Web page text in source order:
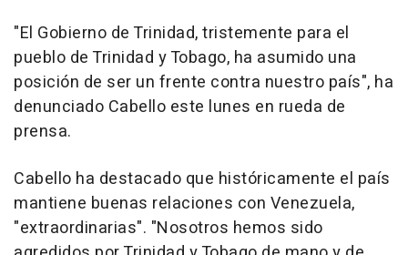
"El Gobierno de Trinidad, tristemente para el
pueblo de Trinidad y Tobago, ha asumido una
posición de ser un frente contra nuestro país", ha
denunciado Cabello este lunes en rueda de
prensa.
Cabello ha destacado que históricamente el país
mantiene buenas relaciones con Venezuela,
"extraordinarias". "Nosotros hemos sido